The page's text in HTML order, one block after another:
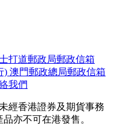
打道郵政局郵政信箱
) 澳門郵政總局郵政信箱
我們
經香港證券及期貨事務
亦不可在港發售。